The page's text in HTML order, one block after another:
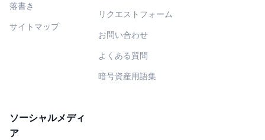
落書き
サイトマップ
リクエストフォーム
お問い合わせ
よくある質問
暗号資産用語集
ソーシャルメディ
ア